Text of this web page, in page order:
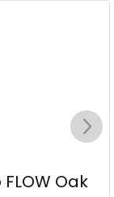
Oak